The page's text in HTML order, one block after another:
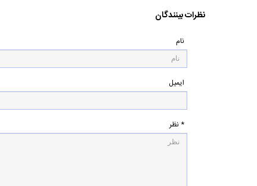
نظرات بینندگان
نام
ایمیل
* نظر